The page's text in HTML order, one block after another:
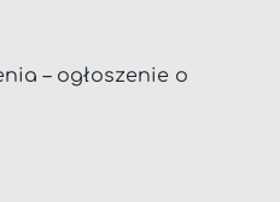
– ogłoszenie o